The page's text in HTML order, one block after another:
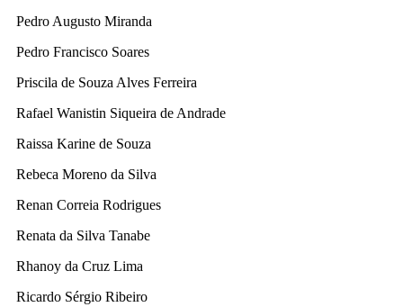
Pedro Augusto Miranda
Pedro Francisco Soares
Priscila de Souza Alves Ferreira
Rafael Wanistin Siqueira de Andrade
Raissa Karine de Souza
Rebeca Moreno da Silva
Renan Correia Rodrigues
Renata da Silva Tanabe
Rhanoy da Cruz Lima
Ricardo Sérgio Ribeiro